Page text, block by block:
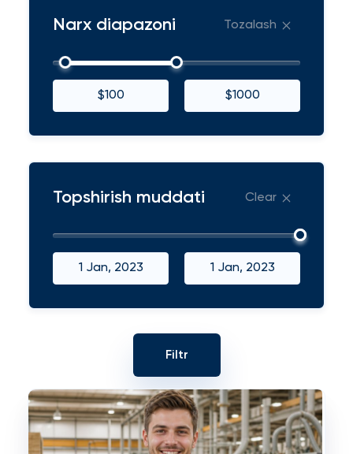
Narx diapazoni Tozalash
$100 $1000
Topshirish muddati Clear
1 Jan, 2023 1 Jan, 2023